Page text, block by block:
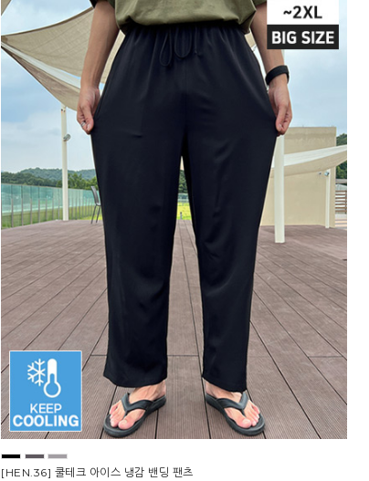
[HEN.36] 쿨테크 아이스 냉감 밴딩 팬츠